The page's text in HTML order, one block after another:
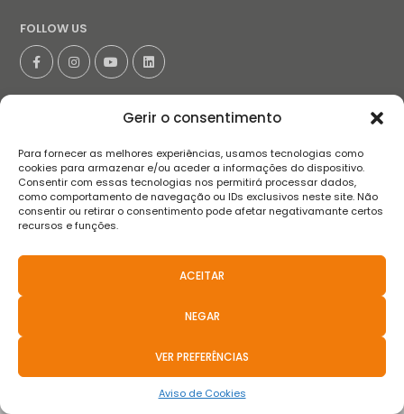
Gerir o consentimento
Para fornecer as melhores experiências, usamos tecnologias como
cookies para armazenar e/ou aceder a informações do dispositivo.
Consentir com essas tecnologias nos permitirá processar dados,
como comportamento de navegação ou IDs exclusivos neste site. Não
consentir ou retirar o consentimento pode afetar negativamante certos
recursos e funções.
ACEITAR
NEGAR
VER PREFERÊNCIAS
Aviso de Cookies
FOLLOW US
Terms and conditions Privacy Policy Complaint book
Anti-Corruption Policies
Whistleblower Channel
2021 © Teixeira, Pinto & Soares, SA - All Rights Reserved.
Basicamente.pt